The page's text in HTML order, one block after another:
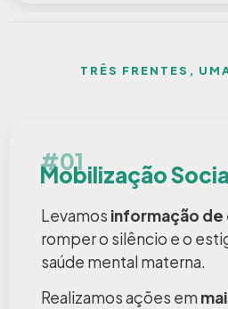
TRÊS FRENTES,
#01
Mobilização
Levamos informação de
romper o silêncio e o
saúde mental materna.
Realizamos ações em